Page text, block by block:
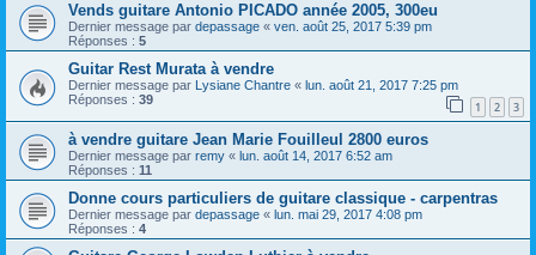
Vends guitare Antonio PICADO année 2005, 300eu
Dernier message par depassage « ven. août 25, 2017 5:39 pm
Réponses : 5
Guitar Rest Murata à vendre
Dernier message par Lysiane Chantre « lun. août 21, 2017 7:25 pm
Réponses : 39 1 2 3
à vendre guitare Jean Marie Fouilleul 2800 euros
Dernier message par remy « lun. août 14, 2017 6:52 am
Réponses : 11
Donne cours particuliers de guitare classique - carpentras
Dernier message par depassage « lun. mai 29, 2017 4:08 pm
Réponses : 4